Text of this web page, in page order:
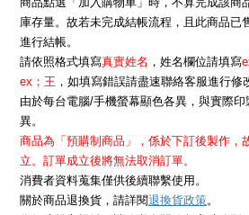
庫存量。故若未完成結帳流程，且此商品已
進行結帳。
請依照格式填寫真實姓名 ，姓名欄位請填寫
ex：王 ，如填寫錯誤請盡速聯絡客服進行修
由於每台電腦/手機螢幕顯色各異，與實際
異。
商品為「預購制商品」，係於下訂後製作，
立。訂單成立後將無法取消訂單。
消費者資料蒐集僅供後續聯繫使用。
關於商品退換貨，請詳閱退換貨政策。